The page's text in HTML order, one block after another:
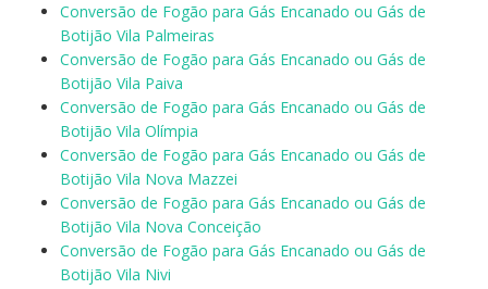
Conversão de Fogão para Gás Encanado ou Gás de
Botijão Vila Palmeiras
Conversão de Fogão para Gás Encanado ou Gás de
Botijão Vila Paiva
Conversão de Fogão para Gás Encanado ou Gás de
Botijão Vila Olímpia
Conversão de Fogão para Gás Encanado ou Gás de
Botijão Vila Nova Mazzei
Conversão de Fogão para Gás Encanado ou Gás de
Botijão Vila Nova Conceição
Conversão de Fogão para Gás Encanado ou Gás de
Botijão Vila Nivi